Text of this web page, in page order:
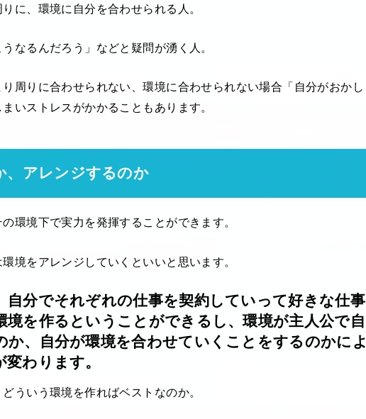
に、環境に自分を合わせられる人。
なるんだろう」などと疑問が湧く人。
周りに合わせられない、環境に合わせられない場合「自分がおかし
いストレスがかかることもあります。
、アレンジするのか
環境下で実力を発揮することができます。
境をアレンジしていくといいと思います。
自分でそれぞれの仕事を契約していって好きな仕事
境を作るということができるし、環境が主人公で自
か、自分が環境を合わせていくことをするのかによ
わります。
ういう環境を作ればベストなのか。